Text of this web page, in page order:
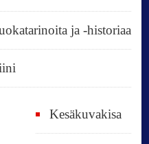
ja -historiaa
Kesäkuvakisa